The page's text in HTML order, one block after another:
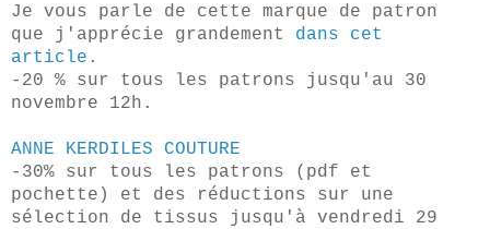
Je vous parle de cette marque de patron
que j'apprécie grandement dans cet
article .
-20 % sur tous les patrons jusqu'au 30
novembre 12h.
ANNE KERDILES COUTURE
-30% sur tous les patrons (pdf et
pochette) et des réductions sur une
sélection de tissus jusqu'à vendredi 29